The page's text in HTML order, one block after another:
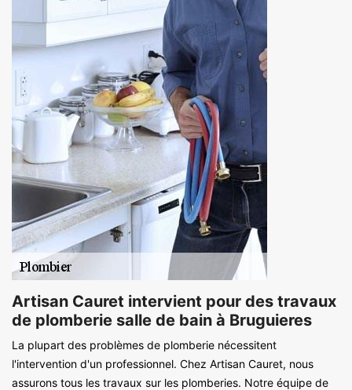
Artisan Cauret intervient pour des travaux
de plomberie salle de bain à Bruguieres
La plupart des problèmes de plomberie nécessitent
l'intervention d'un professionnel. Chez Artisan Cauret, nous
assurons tous les travaux sur les plomberies. Notre équipe de